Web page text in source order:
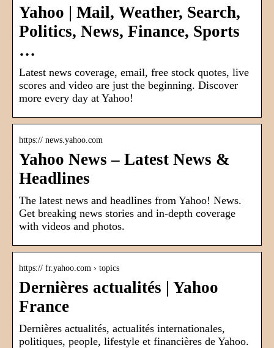
Yahoo | Mail, Weather, Search,
Politics, News, Finance, Sports
…
Latest news coverage, email, free stock quotes, live
scores and video are just the beginning. Discover
more every day at Yahoo!
https:// news.yahoo.com
Yahoo News – Latest News &
Headlines
The latest news and headlines from Yahoo! News.
Get breaking news stories and in-depth coverage
with videos and photos.
https:// fr.yahoo.com › topics
Dernières actualités | Yahoo
France
Dernières actualités, actualités internationales,
politiques, people, lifestyle et financières de Yahoo.